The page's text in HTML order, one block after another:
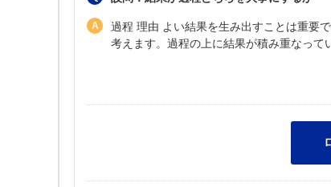
過程 理由 よい結果を生み出すことは重要
考えます。過程の上に結果が積み重なっ